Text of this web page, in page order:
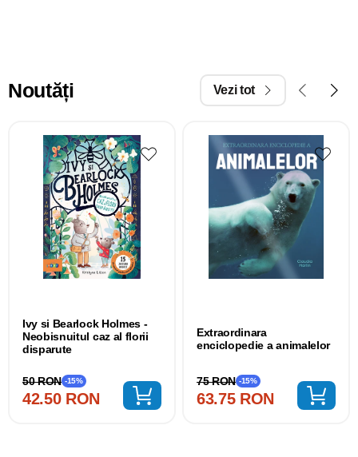
Noutăți Vezi tot
Ivy si Bearlock Holmes -
Neobisnuitul caz al florii
disparute
42.50 RON
50 RON -15%
Extraordinara
enciclopedie a animalelor
63.75 RON
75 RON -15%